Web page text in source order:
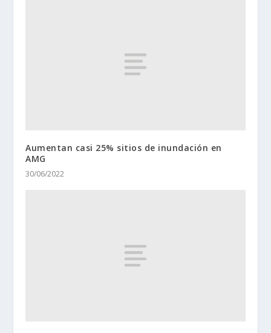
Aumentan casi 25% sitios de inundación en
AMG
30/06/2022